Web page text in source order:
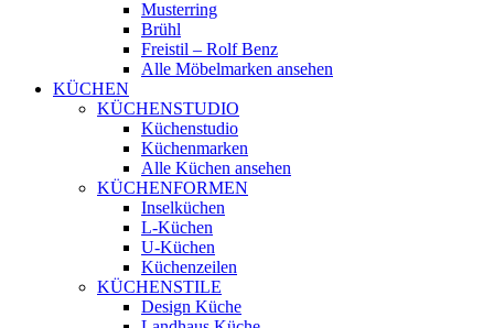
Musterring
Brühl
Freistil – Rolf Benz
Alle Möbelmarken ansehen
KÜCHEN
KÜCHENSTUDIO
Küchenstudio
Küchenmarken
Alle Küchen ansehen
KÜCHENFORMEN
Inselküchen
L-Küchen
U-Küchen
Küchenzeilen
KÜCHENSTILE
Design Küche